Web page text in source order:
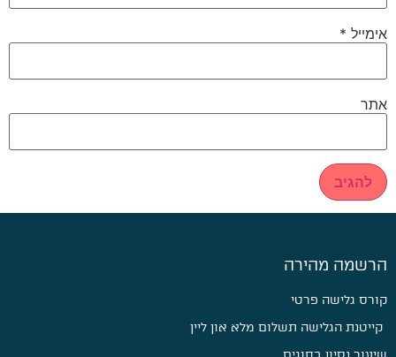
אימייל *
אתר
הרשמה מהירה
קורס גלישה פרטי
קייטנת הגלישה תשלום מלא און ליין